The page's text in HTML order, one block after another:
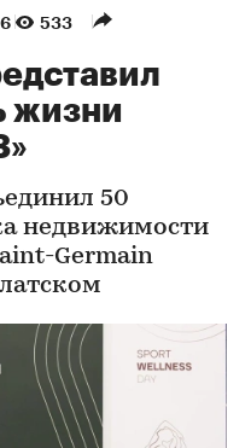
533
жизни
50
недвижимости
Germain